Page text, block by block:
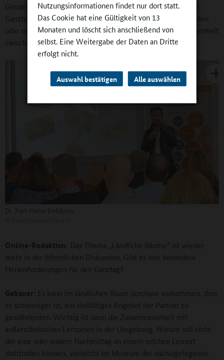
Nutzungsinformationen findet nur dort statt.
Das Cookie hat eine Gültigkeit von 13
Monaten und löscht sich anschließend von
selbst. Eine Weitergabe der Daten an Dritte
erfolgt nicht.
Auswahl bestätigen Alle auswählen
Gesamtschulen und inzwischen fast jedes fünfte Gymnasium
Ganztagsschulen. Insofern stellt sich nicht die Frage „gebunden
oder offen“, sondern die Frage einer praktikablen Ausgewogenheit
zwischen verpflichtenden und freiwilligen Angeboten.
Online-Redaktion: Das Thema „Ländliche Räume“ ist wieder
mehr in der öffentlichen Diskussion. Gibt es hier besondere
Herausforderungen für den Ganztag?
Gebauer: Es kann im ländlichen Raum durchaus vorkommen, dass
es schwieriger ist, ein vielfältiges Angebot der Partner zu
gewährleisten. Wichtig ist dann die Zusammenarbeit mit
außerschulischen Lernorten in der Umgebung. Warum soll nicht
der eine oder andere Nachmittag an einem solchen Lernort
stattfinden können, vielleicht im Museum der nächstgelegenen